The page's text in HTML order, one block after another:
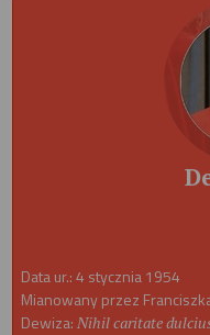
Data ur.: 4 stycznia 1954
Mianowany przez
Dewiza: Nihil caritate dulcius